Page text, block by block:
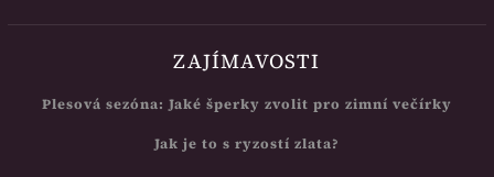
ZAJÍMAVOSTI
Plesová sezóna: Jaké šperky zvolit pro zimní večírky
Jak je to s ryzostí zlata?